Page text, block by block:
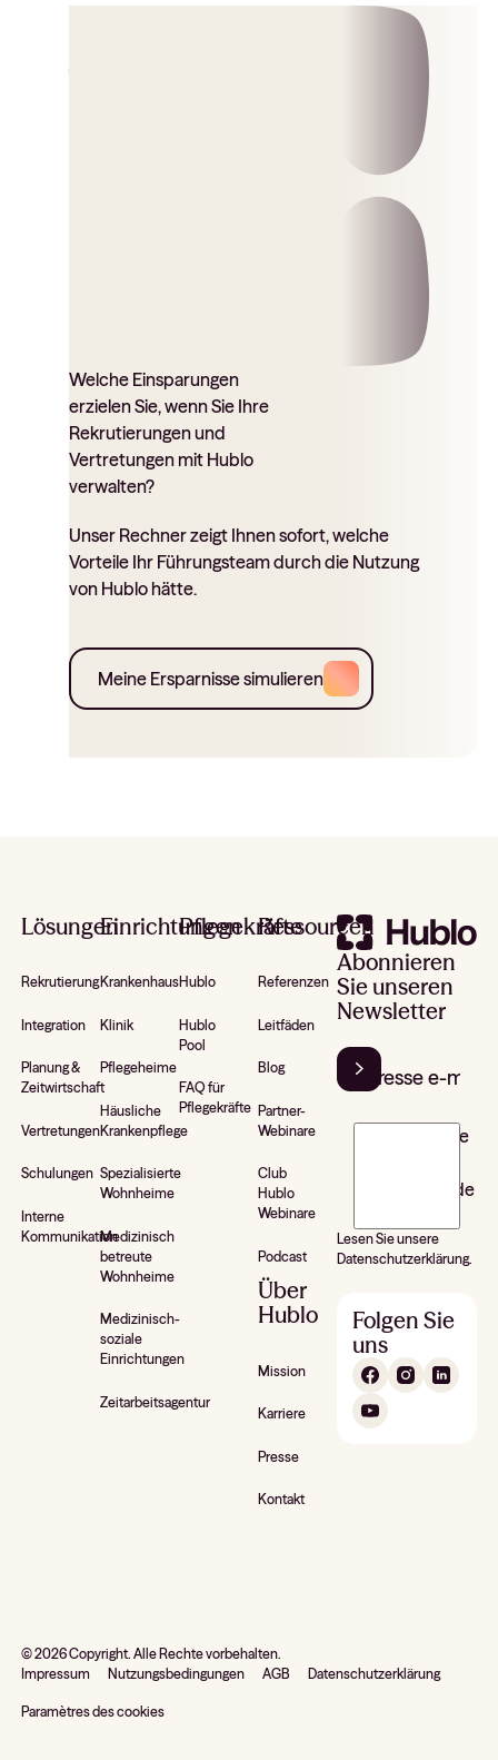
Welche Einsparungen
erzielen Sie, wenn Sie Ihre
Rekrutierungen und
Vertretungen mit Hublo
verwalten?
Unser Rechner zeigt Ihnen sofort, welche
Vorteile Ihr Führungsteam durch die Nutzung
von Hublo hätte.
Meine Ersparnisse simulieren
Lösungen
Rekrutierung
Integration
Planung &
Zeitwirtschaft
Vertretungen
Schulungen
Interne
Kommunikation
Einrichtungen
Krankenhaus
Klinik
Pflegeheime
Häusliche
Krankenpflege
Spezialisierte
Wohnheime
Medizinisch
betreute
Wohnheime
Medizinisch-
soziale
Einrichtungen
Zeitarbeitsagentur
Pflegekräfte
Hublo
Hublo
Pool
FAQ für
Pflegekräfte
Ressourcen
Referenzen
Leitfäden
Blog
Partner-
Webinare
Club
Hublo
Webinare
Podcast
Über
Hublo
Mission
Karriere
Presse
Kontakt
Abonnieren
Sie unseren
Newsletter
J’accepte de
newsletter de
Lesen Sie unsere
Datenschutzerklärung.
Folgen Sie
uns
©2026Copyright. Alle Rechte vorbehalten.
Impressum
Nutzungsbedingungen AGB Datenschutzerklärung
Paramètres des cookies